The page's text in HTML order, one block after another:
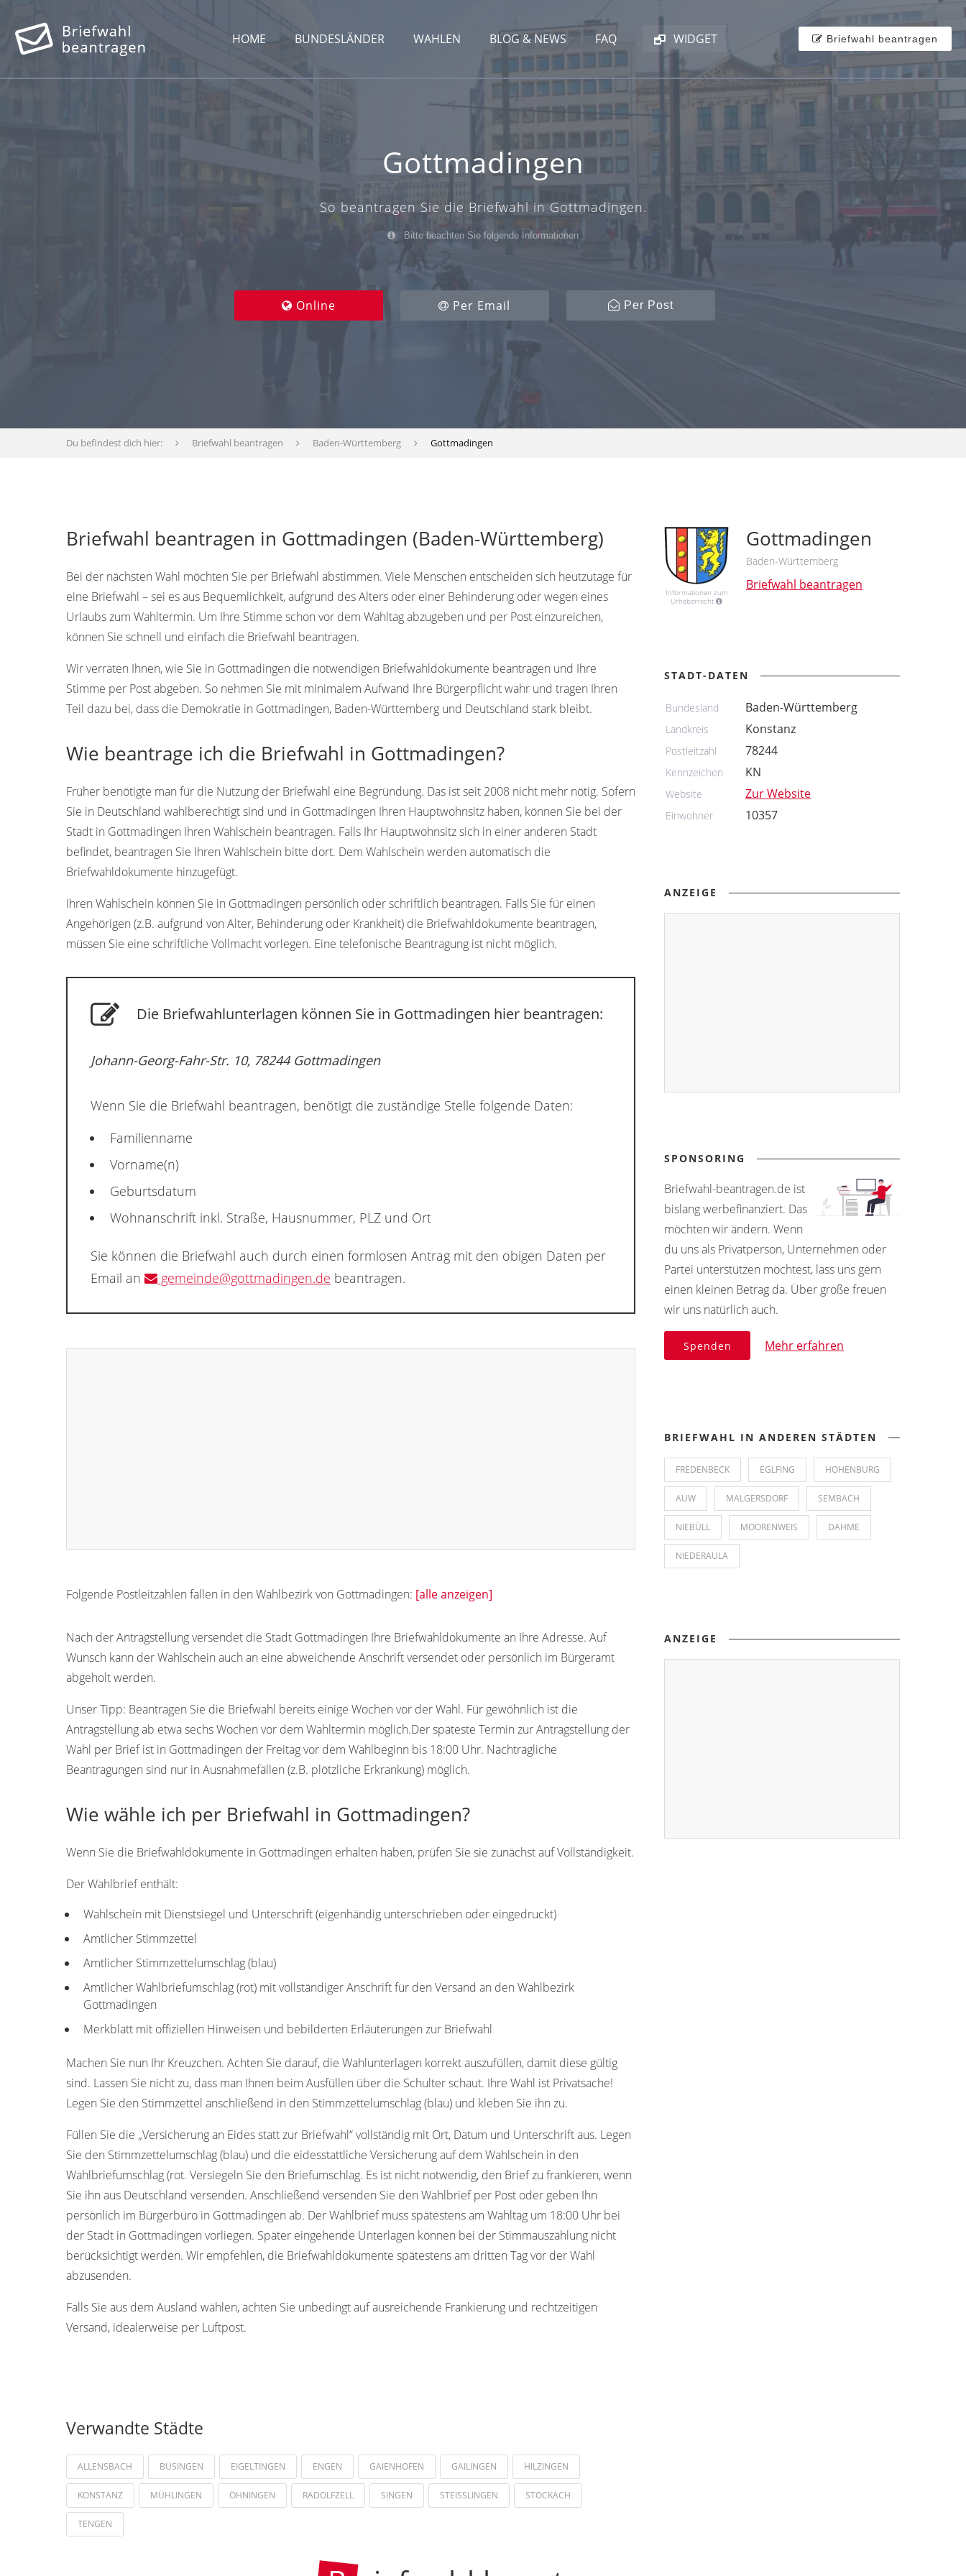
HOME BUNDESLÄNDER WAHLEN BLOG & NEWS FAQ WIDGET Briefwahl beantragen
Gottmadingen
So beantragen Sie die Briefwahl in Gottmadingen.
Bitte beachten Sie folgende Informationen
Online Per Email Per Post
Du befindest dich hier: Briefwahl beantragen Baden-Württemberg Gottmadingen
Briefwahl beantragen in Gottmadingen (Baden-Württemberg)
Bei der nächsten Wahl möchten Sie per Briefwahl abstimmen. Viele Menschen entscheiden sich heutzutage für
eine Briefwahl – sei es aus Bequemlichkeit, aufgrund des Alters oder einer Behinderung oder wegen eines
Urlaubs zum Wahltermin. Um Ihre Stimme schon vor dem Wahltag abzugeben und per Post einzureichen,
können Sie schnell und einfach die Briefwahl beantragen.
Wir verraten Ihnen, wie Sie in Gottmadingen die notwendigen Briefwahldokumente beantragen und Ihre
Stimme per Post abgeben. So nehmen Sie mit minimalem Aufwand Ihre Bürgerpflicht wahr und tragen Ihren
Teil dazu bei, dass die Demokratie in Gottmadingen, Baden-Württemberg und Deutschland stark bleibt.
Wie beantrage ich die Briefwahl in Gottmadingen?
Früher benötigte man für die Nutzung der Briefwahl eine Begründung. Das ist seit 2008 nicht mehr nötig. Sofern
Sie in Deutschland wahlberechtigt sind und in Gottmadingen Ihren Hauptwohnsitz haben, können Sie bei der
Stadt in Gottmadingen Ihren Wahlschein beantragen. Falls Ihr Hauptwohnsitz sich in einer anderen Stadt
befindet, beantragen Sie Ihren Wahlschein bitte dort. Dem Wahlschein werden automatisch die
Briefwahldokumente hinzugefügt.
Ihren Wahlschein können Sie in Gottmadingen persönlich oder schriftlich beantragen. Falls Sie für einen
Angehörigen (z.B. aufgrund von Alter, Behinderung oder Krankheit) die Briefwahldokumente beantragen,
müssen Sie eine schriftliche Vollmacht vorlegen. Eine telefonische Beantragung ist nicht möglich.
Die Briefwahlunterlagen können Sie in Gottmadingen hier beantragen:
Johann-Georg-Fahr-Str. 10, 78244 Gottmadingen
Wenn Sie die Briefwahl beantragen, benötigt die zuständige Stelle folgende Daten:
Familienname
Vorname(n)
Geburtsdatum
Wohnanschrift inkl. Straße, Hausnummer, PLZ und Ort
Sie können die Briefwahl auch durch einen formlosen Antrag mit den obigen Daten per
Email an
gemeinde@gottmadingen.de beantragen.
Folgende Postleitzahlen fallen in den Wahlbezirk von Gottmadingen: [alle anzeigen]
Nach der Antragstellung versendet die Stadt Gottmadingen Ihre Briefwahldokumente an Ihre Adresse. Auf
Wunsch kann der Wahlschein auch an eine abweichende Anschrift versendet oder persönlich im Bürgeramt
abgeholt werden.
Unser Tipp: Beantragen Sie die Briefwahl bereits einige Wochen vor der Wahl. Für gewöhnlich ist die
Antragstellung ab etwa sechs Wochen vor dem Wahltermin möglich.Der späteste Termin zur Antragstellung der
Wahl per Brief ist in Gottmadingen der Freitag vor dem Wahlbeginn bis 18:00 Uhr. Nachträgliche
Beantragungen sind nur in Ausnahmefällen (z.B. plötzliche Erkrankung) möglich.
Wie wähle ich per Briefwahl in Gottmadingen?
Wenn Sie die Briefwahldokumente in Gottmadingen erhalten haben, prüfen Sie sie zunächst auf Vollständigkeit.
Der Wahlbrief enthält:
Wahlschein mit Dienstsiegel und Unterschrift (eigenhändig unterschrieben oder eingedruckt)
Amtlicher Stimmzettel
Amtlicher Stimmzettelumschlag (blau)
Amtlicher Wahlbriefumschlag (rot) mit vollständiger Anschrift für den Versand an den Wahlbezirk
Gottmadingen
Merkblatt mit offiziellen Hinweisen und bebilderten Erläuterungen zur Briefwahl
Machen Sie nun Ihr Kreuzchen. Achten Sie darauf, die Wahlunterlagen korrekt auszufüllen, damit diese gültig
sind. Lassen Sie nicht zu, dass man Ihnen beim Ausfüllen über die Schulter schaut. Ihre Wahl ist Privatsache!
Legen Sie den Stimmzettel anschließend in den Stimmzettelumschlag (blau) und kleben Sie ihn zu.
Füllen Sie die „Versicherung an Eides statt zur Briefwahl“ vollständig mit Ort, Datum und Unterschrift aus. Legen
Sie den Stimmzettelumschlag (blau) und die eidesstattliche Versicherung auf dem Wahlschein in den
Wahlbriefumschlag (rot. Versiegeln Sie den Briefumschlag. Es ist nicht notwendig, den Brief zu frankieren, wenn
Sie ihn aus Deutschland versenden. Anschließend versenden Sie den Wahlbrief per Post oder geben Ihn
persönlich im Bürgerbüro in Gottmadingen ab. Der Wahlbrief muss spätestens am Wahltag um 18:00 Uhr bei
der Stadt in Gottmadingen vorliegen. Später eingehende Unterlagen können bei der Stimmauszählung nicht
berücksichtigt werden. Wir empfehlen, die Briefwahldokumente spätestens am dritten Tag vor der Wahl
abzusenden.
Falls Sie aus dem Ausland wählen, achten Sie unbedingt auf ausreichende Frankierung und rechtzeitigen
Versand, idealerweise per Luftpost.
Verwandte Städte
ALLENSBACH BÜSINGEN EIGELTINGEN ENGEN GAIENHOFEN GAILINGEN HILZINGEN
KONSTANZ MÜHLINGEN ÖHNINGEN RADOLFZELL SINGEN STEISSLINGEN STOCKACH
TENGEN
Informationen zum
Urheberrecht
Gottmadingen
Baden-Württemberg
Briefwahl beantragen
STADT-DATEN
Bundesland Baden-Württemberg
Landkreis Konstanz
Postleitzahl 78244
Kennzeichen KN
Website Zur Website
Einwohner 10357
ANZEIGE
SPONSORING
Briefwahl-beantragen.de ist
bislang werbefinanziert. Das
möchten wir ändern. Wenn
du uns als Privatperson, Unternehmen oder
Partei unterstützen möchtest, lass uns gern
einen kleinen Betrag da. Über große freuen
wir uns natürlich auch.
Spenden Mehr erfahren
BRIEFWAHL IN ANDEREN STÄDTEN
FREDENBECK EGLFING HOHENBURG
AUW MALGERSDORF SEMBACH
NIEBÜLL MOORENWEIS DAHME
NIEDERAULA
ANZEIGE